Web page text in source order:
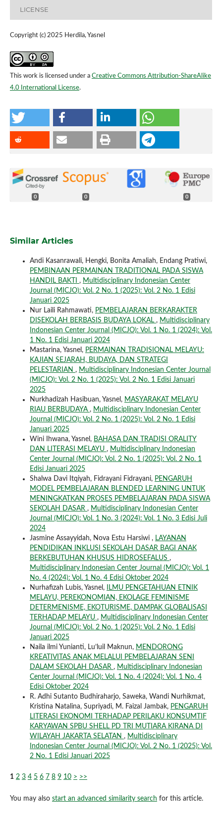
LICENSE
Copyright (c) 2025 Herdila, Yasnel
This work is licensed under a Creative Commons Attribution-ShareAlike
4.0 International License.
0 0 0
Similar Articles
Andi Kasanrawali, Hengki, Bonita Amaliah, Endang Pratiwi,
PEMBINAAN PERMAINAN TRADITIONAL PADA SISWA
HANDIL BAKTI , Multidisciplinary Indonesian Center
Journal (MICJO): Vol. 2 No. 1 (2025): Vol. 2 No. 1 Edisi
Januari 2025
Nur Laili Rahmawati, PEMBELAJARAN BERKARAKTER
DISEKOLAH BERBASIS BUDAYA LOKAL , Multidisciplinary
Indonesian Center Journal (MICJO): Vol. 1 No. 1 (2024): Vol.
1 No. 1 Edisi Januari 2024
Mastarina, Yasnel, PERMAINAN TRADISIONAL MELAYU:
KAJIAN SEJARAH, BUDAYA, DAN STRATEGI
PELESTARIAN , Multidisciplinary Indonesian Center Journal
(MICJO): Vol. 2 No. 1 (2025): Vol. 2 No. 1 Edisi Januari
2025
Nurkhadizah Hasibuan, Yasnel, MASYARAKAT MELAYU
RIAU BERBUDAYA , Multidisciplinary Indonesian Center
Journal (MICJO): Vol. 2 No. 1 (2025): Vol. 2 No. 1 Edisi
Januari 2025
Wini Ihwana, Yasnel, BAHASA DAN TRADISI ORALITY
DAN LITERASI MELAYU , Multidisciplinary Indonesian
Center Journal (MICJO): Vol. 2 No. 1 (2025): Vol. 2 No. 1
Edisi Januari 2025
Shalwa Davi Itqiyah, Fidrayani Fidrayani, PENGARUH
MODEL PEMBELAJARAN BLENDED LEARNING UNTUK
MENINGKATKAN PROSES PEMBELAJARAN PADA SISWA
SEKOLAH DASAR , Multidisciplinary Indonesian Center
Journal (MICJO): Vol. 1 No. 3 (2024): Vol. 1 No. 3 Edisi Juli
2024
Jasmine Assayyidah, Nova Estu Harsiwi , LAYANAN
PENDIDIKAN INKLUSI SEKOLAH DASAR BAGI ANAK
BERKEBUTUHAN KHUSUS HIDROSEFALUS ,
Multidisciplinary Indonesian Center Journal (MICJO): Vol. 1
No. 4 (2024): Vol. 1 No. 4 Edisi Oktober 2024
Nurhafizah Lubis, Yasnel,
ILMU PENGETAHUAN ETNIK
MELAYU, PEREKONOMIAN, EKOLAGE FEMINISME
DETERMENISME, EKOTURISME, DAMPAK GLOBALISASI
TERHADAP MELAYU , Multidisciplinary Indonesian Center
Journal (MICJO): Vol. 2 No. 1 (2025): Vol. 2 No. 1 Edisi
Januari 2025
Naila ilmi Yunianti, Lu’luil Maknun, MENDORONG
KREATIVITAS ANAK MELALUI PEMBELAJARAN SENI
DALAM SEKOLAH DASAR , Multidisciplinary Indonesian
Center Journal (MICJO): Vol. 1 No. 4 (2024): Vol. 1 No. 4
Edisi Oktober 2024
R. Adhi Sutanto Budhiraharjo, Saweka, Wandi Nurhikmat,
Kristina Natalina, Supriyadi, M. Faizal Jambak, PENGARUH
LITERASI EKONOMI TERHADAP PERILAKU KONSUMTIF
KARYAWAN SPBU SHELL PD TRI MUTIARA KIRANA DI
WILAYAH JAKARTA SELATAN , Multidisciplinary
Indonesian Center Journal (MICJO): Vol. 2 No. 1 (2025): Vol.
2 No. 1 Edisi Januari 2025
1 2 3 4 5 6 7 8 9 10 > >>
You may also start an advanced similarity search for this article.